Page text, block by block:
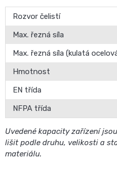
Rozvor čelistí
Max. řezná síla
Max. řezná síla (kulatá
Hmotnost
EN třída
NFPA třída
Uvedené kapacity zařízení
lišit podle druhu, velikosti a
materiálu.